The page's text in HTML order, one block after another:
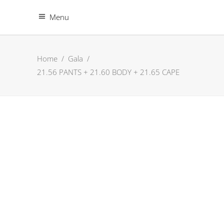
Menu
Home / Gala /
21.56 PANTS + 21.60 BODY + 21.65 CAPE